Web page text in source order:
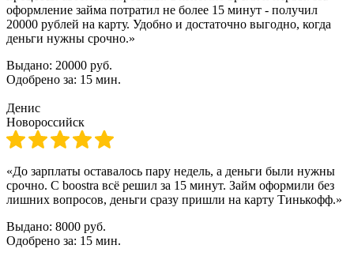
оформление займа потратил не более 15 минут - получил
20000 рублей на карту. Удобно и достаточно выгодно, когда
деньги нужны срочно.»
Выдано: 20000 руб.
Одобрено за: 15 мин.
Денис
Новороссийск
«До зарплаты оставалось пару недель, а деньги были нужны
срочно. С boostra всё решил за 15 минут. Займ оформили без
лишних вопросов, деньги сразу пришли на карту Тинькофф.»
Выдано: 8000 руб.
Одобрено за: 15 мин.